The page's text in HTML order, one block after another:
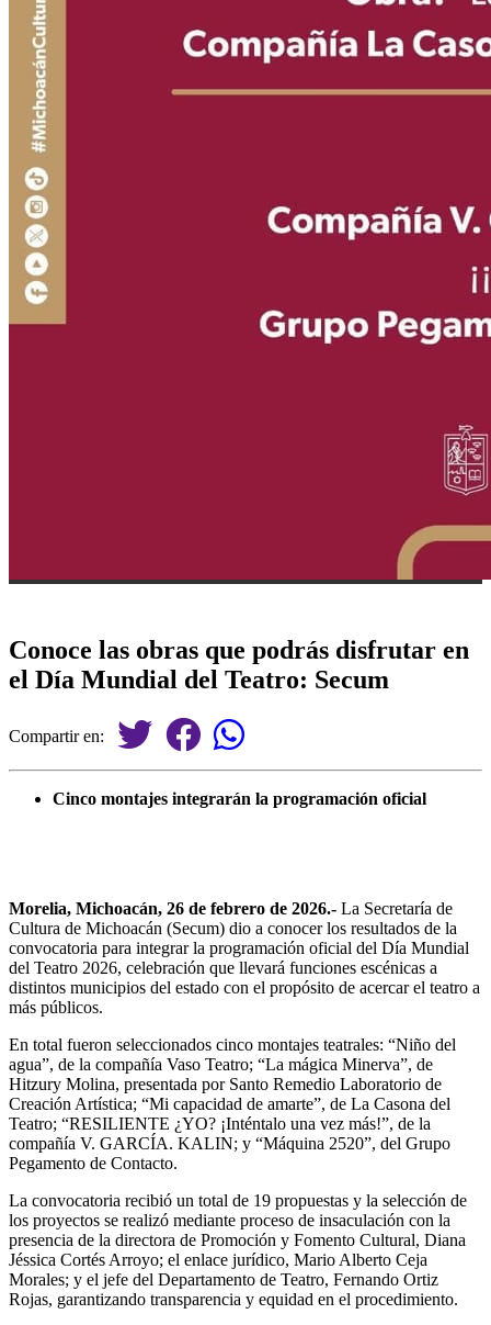
Conoce las obras que podrás disfrutar en
el Día Mundial del Teatro: Secum
Compartir en:
Cinco montajes integrarán la programación oficial
Morelia, Michoacán, 26 de febrero de 2026.- La Secretaría de
Cultura de Michoacán (Secum) dio a conocer los resultados de la
convocatoria para integrar la programación oficial del Día Mundial
del Teatro 2026, celebración que llevará funciones escénicas a
distintos municipios del estado con el propósito de acercar el teatro a
más públicos.
En total fueron seleccionados cinco montajes teatrales: “Niño del
agua”, de la compañía Vaso Teatro; “La mágica Minerva”, de
Hitzury Molina, presentada por Santo Remedio Laboratorio de
Creación Artística; “Mi capacidad de amarte”, de La Casona del
Teatro; “RESILIENTE ¿YO? ¡Inténtalo una vez más!”, de la
compañía V. GARCÍA. KALIN; y “Máquina 2520”, del Grupo
Pegamento de Contacto.
La convocatoria recibió un total de 19 propuestas y la selección de
los proyectos se realizó mediante proceso de insaculación con la
presencia de la directora de Promoción y Fomento Cultural, Diana
Jéssica Cortés Arroyo; el enlace jurídico, Mario Alberto Ceja
Morales; y el jefe del Departamento de Teatro, Fernando Ortiz
Rojas, garantizando transparencia y equidad en el procedimiento.